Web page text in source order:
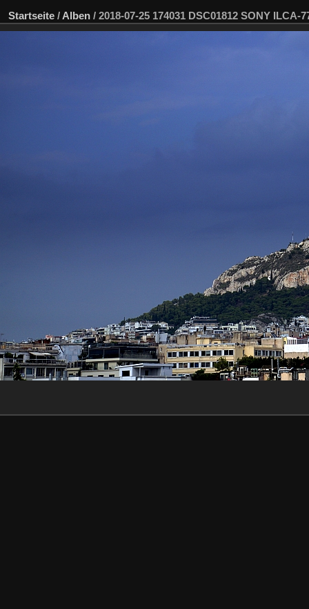
Startseite / Alben / 2018-07-25 174031 DSC01812 SONY ILCA-